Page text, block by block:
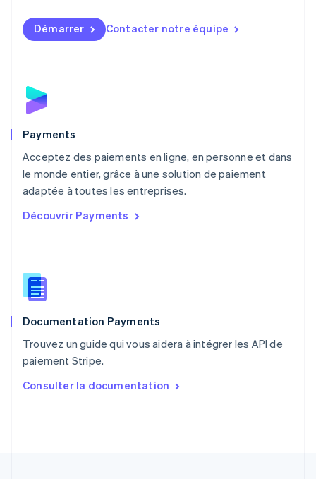
Démarrer Contacter notre équipe
Payments
Acceptez des paiements en ligne, en personne et dans
le monde entier, grâce à une solution de paiement
adaptée à toutes les entreprises.
Découvrir Payments
Documentation Payments
Trouvez un guide qui vous aidera à intégrer les API de
paiement Stripe.
Consulter la documentation
English简体中文
Malte
Norvège
English
English
NederlandsEnglish
Pologne
English
PortuguêsEnglish
English
Roumanie
Royaume-Uni
Singapour
English 简体中文
English